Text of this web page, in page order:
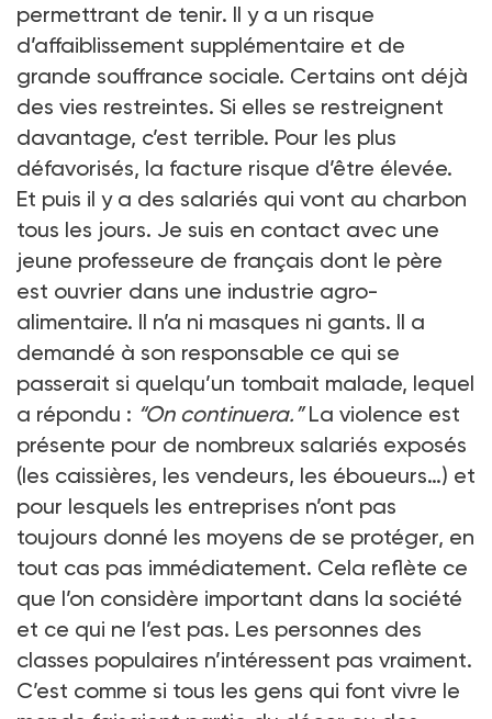
permettrant de tenir. Il y a un risque
d’affaiblissement supplémentaire et de
grande souffrance sociale. Certains ont déjà
des vies restreintes. Si elles se restreignent
davantage, c’est terrible. Pour les plus
défavorisés, la facture risque d’être élevée.
Et puis il y a des salariés qui vont au charbon
tous les jours. Je suis en contact avec une
jeune professeure de français dont le père
est ouvrier dans une industrie agro-
alimentaire. Il n’a ni masques ni gants. Il a
demandé à son responsable ce qui se
passerait si quelqu’un tombait malade, lequel
a répondu : “On continuera.”La violence est
présente pour de nombreux salariés exposés
(les caissières, les vendeurs, les éboueurs…) et
pour lesquels les entreprises n’ont pas
toujours donné les moyens de se protéger, en
tout cas pas immédiatement. Cela reflète ce
que l’on considère important dans la société
et ce qui ne l’est pas. Les personnes des
classes populaires n’intéressent pas vraiment.
C’est comme si tous les gens qui font vivre le